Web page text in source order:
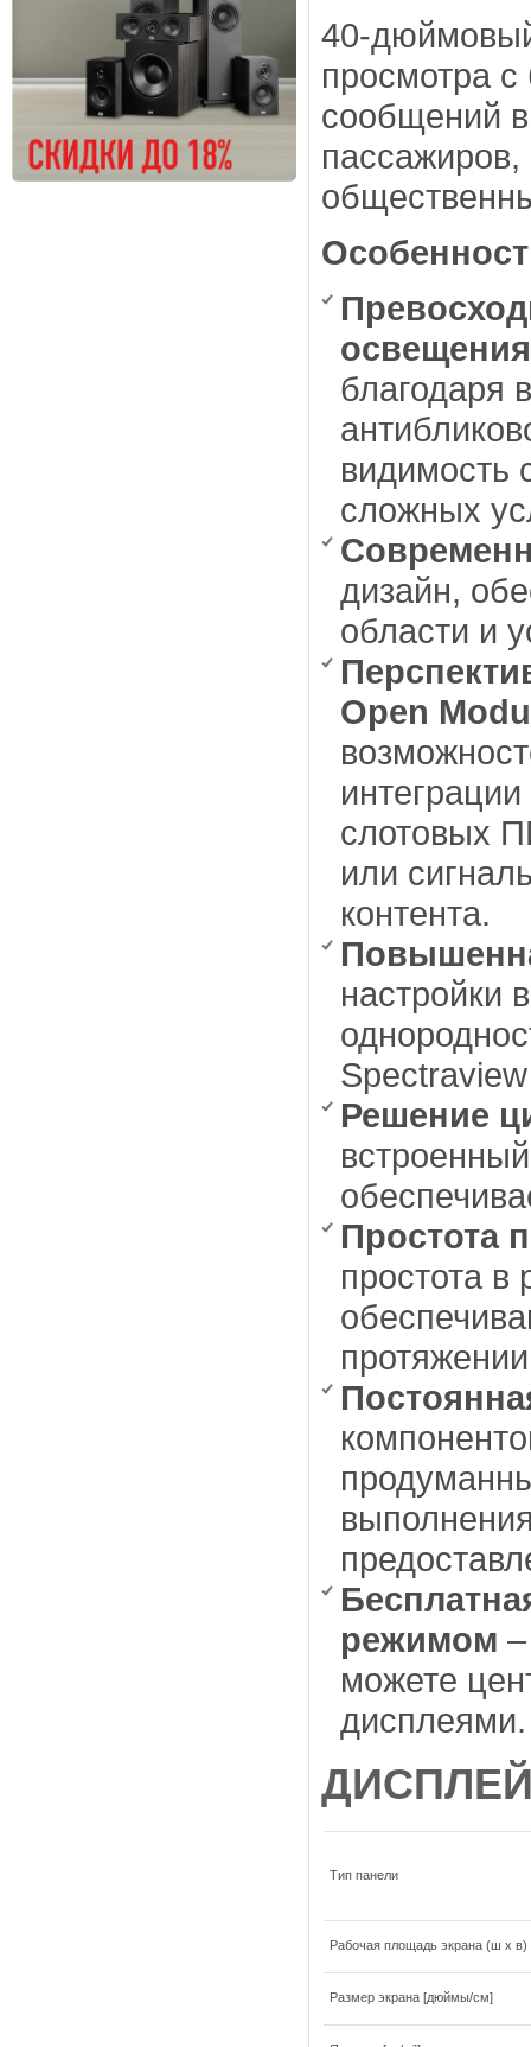
40-
просмотра
сообщений
пассажиров,
освещения
благодаря
видимость
сложных
дизайн,
области и
Open
слотовых
или
контента.
настройки
Решение
Простота
простота в
режимом
можете
дисплеями.
Тип панели
Рабочая площадь экрана (ш x
Размер экрана [дюймы/см]